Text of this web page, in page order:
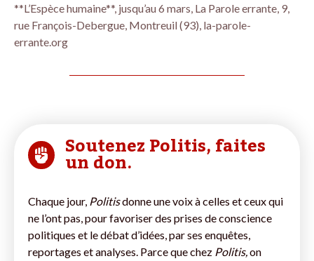
**L’Espèce humaine**, jusqu’au 6 mars, La Parole errante, 9,
rue François-Debergue, Montreuil (93), la-parole-
errante.org
Soutenez Politis, faites
un don.
Chaque jour, Politisdonne une voix à celles et ceux qui
ne l’ont pas, pour favoriser des prises de conscience
politiques et le débat d’idées, par ses enquêtes,
reportages et analyses. Parce que chez Politis,on